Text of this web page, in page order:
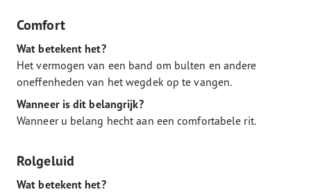
Comfort
Wat betekent het?
Het vermogen van een band om bulten en andere
oneffenheden van het wegdek op te vangen.
Wanneer is dit belangrijk?
Wanneer u belang hecht aan een comfortabele rit.
Rolgeluid
Wat betekent het?